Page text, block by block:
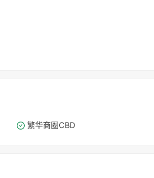
繁华商圈​​CBD